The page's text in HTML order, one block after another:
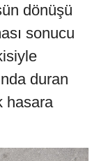
dönüşü
sonucu
duran
hasara